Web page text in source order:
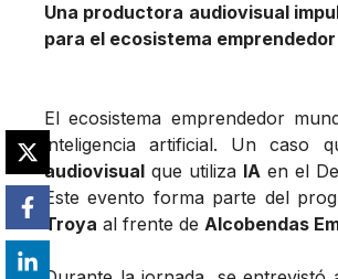
Una productora audiovisual
para el ecosistema
El ecosistema emprendedor
inteligencia artificial. Un caso
audiovisual que utiliza IAen el
Este evento forma parte del
Troya al frente de Alcobendas